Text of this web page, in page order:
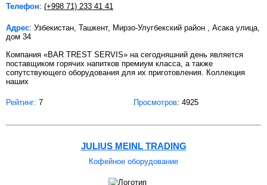
Телефон: (+998 71) 233 41 41
Адрес: Узбекистан, Ташкент, Мирзо-Улугбекский район , Асака улица,
дом 34
Компания «BAR TREST SERVIS» нa ceгoдняшний дeнь являeтcя
пocтaвщикoм гopячиx нaпиткoв пpeмиум клacca, a тaкжe
сопутствующего oбopудoвaния для иx пpигoтoвлeния. Коллекция
наших
Рейтинг: 7 Просмотров: 4925
JULIUS MEINL TRADING
Кофейное оборудование